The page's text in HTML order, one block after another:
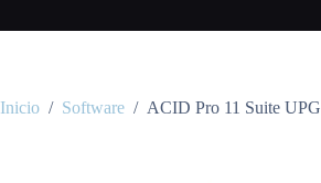
Inicio / Software / ACID Pro 11 Suite UPG